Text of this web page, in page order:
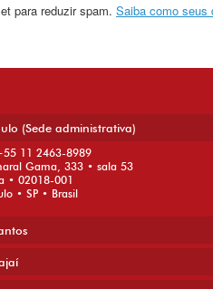
para reduzir spam. Saiba como seus
(Sede administrativa)
11 2463-8989
Gama, 333 • sala 53
• 02018-001
• SP • Brasil